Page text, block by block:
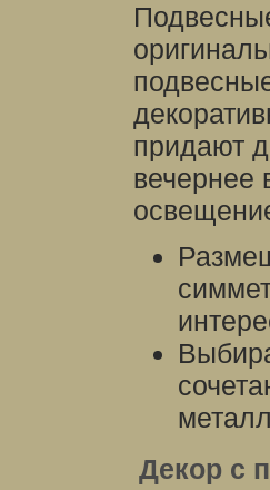
придают
вечернее
Декор с